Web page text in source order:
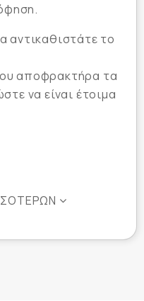
αντικαθιστάτε το
αποφρακτήρα τα
να είναι έτοιμα